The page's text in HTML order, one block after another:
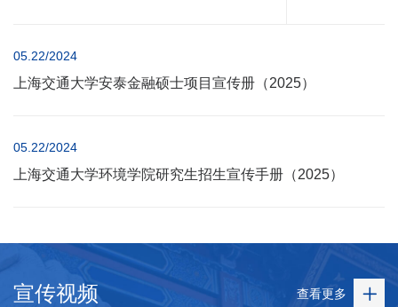
05.22/2024
上海交通大学安泰金融硕士项目宣传册（2025）
05.22/2024
上海交通大学环境学院研究生招生宣传手册（2025）
宣传视频 查看更多